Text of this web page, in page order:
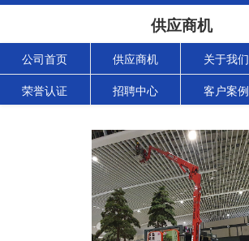
供应商机
公司首页 供应商机 关于我们
荣誉认证 招聘中心 客户案例